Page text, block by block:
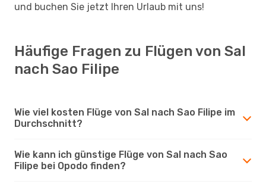
und buchen Sie jetzt Ihren Urlaub mit uns!
Häufige Fragen zu Flügen von Sal
nach Sao Filipe
Wie viel kosten Flüge von Sal nach Sao Filipe im
Durchschnitt?
Wie kann ich günstige Flüge von Sal nach Sao
Filipe bei Opodo finden?